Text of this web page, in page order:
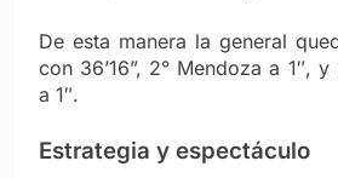
De esta manera la general
con 36’16”, 2° Mendoza a 1″,
a 1″.
Estrategia y espectáculo